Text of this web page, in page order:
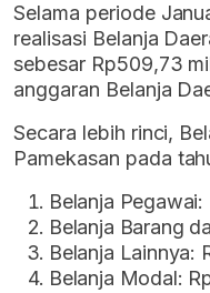
Selama periode
realisasi Belanja
sebesar Rp509,73
anggaran Belanja
Secara lebih rinci,
Pamekasan pada
Belanja
Belanja Barang
Belanja Lainnya:
Belanja Modal: